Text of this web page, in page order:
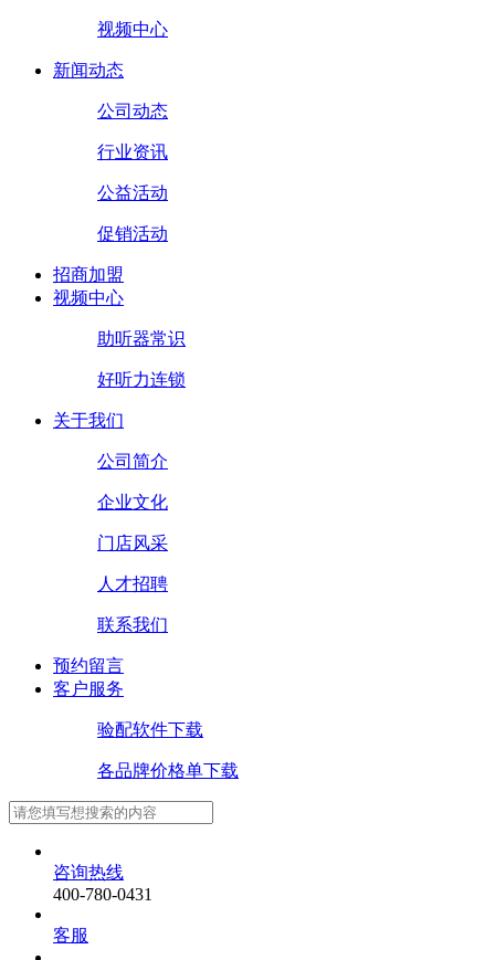
视频中心
新闻动态
公司动态
行业资讯
公益活动
促销活动
招商加盟
视频中心
助听器常识
好听力连锁
关于我们
公司简介
企业文化
门店风采
人才招聘
联系我们
预约留言
客户服务
验配软件下载
各品牌价格单下载
咨询热线
400-780-0431
客服